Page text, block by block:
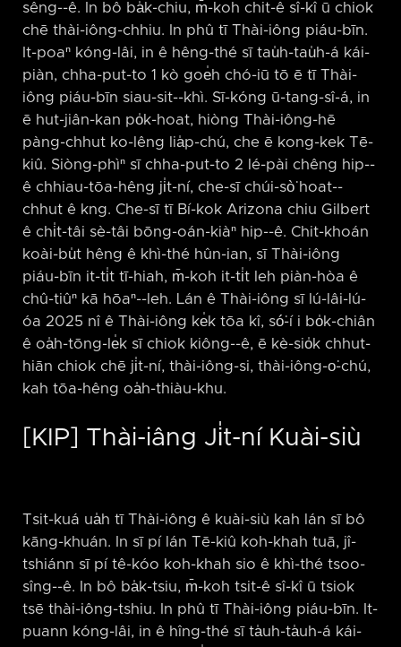
sêng-⁠-ê. In bô ba̍k-chiu, m̄-koh chit-ê sî-kî ū chiok
chē thài-iông-chhiu. In phû tī Thài-iông piáu-bīn.
It-poaⁿ kóng-lâi, in ê hêng-thé sī tau̍h-tau̍h-á kái-
piàn, chha-put-to 1 kò goe̍h chó-iū tō ē tī Thài-
iông piáu-bīn siau-sit-⁠-khì. Sī-kóng ū-tang-sî-á, in
ē hut-jiân-kan po̍k-hoat, hiòng Thài-iông-hē
pàng-chhut ko-lêng lia̍p-chú, che ē kong-kek Tē-
kiû. Siòng-phìⁿ sī chha-put-to 2 lé-pài chêng hip-⁠-
ê chhiau-tōa-hêng ji̍t-ní, che-sī chúi-sò͘ hoat-⁠-
chhut ê kng. Che-sī tī Bí-kok Arizona chiu Gilbert
ê chi̍t-tâi sè-tâi bōng-oán-kiàⁿ hip-⁠-ê. Chit-khoán
koài-bu̍t hêng ê khì-thé hûn-ian, sī Thài-iông
piáu-bīn it-ti̍t tī-hiah, m̄-koh it-ti̍t leh piàn-hòa ê
chû-tiûⁿ kā hōaⁿ-⁠-leh. Lán ê Thài-iông sī lú-lâi-lú-
óa 2025 nî ê Thài-iông ke̍k tōa kî, só͘-í i bo̍k-chiân
ê oa̍h-tōng-le̍k sī chiok kiông-⁠-ê, ē kè-sio̍k chhut-
hiān chiok chē ji̍t-ní, thài-iông-si, thài-iông-o͘-chú,
kah tōa-hêng oa̍h-thiàu-khu.
[KIP] Thài-iâng Ji̍t-ní Kuài-siù
Tsit-kuá ua̍h tī Thài-iông ê kuài-siù kah lán sī bô
kāng-khuán. In sī pí lán Tē-kiû koh-khah tuā, jî-
tshiánn sī pí tê-kóo koh-khah sio ê khì-thé tsoo-
sîng-⁠-ê. In bô ba̍k-tsiu, m̄-koh tsit-ê sî-kî ū tsiok
tsē thài-iông-tshiu. In phû tī Thài-iông piáu-bīn. It-
puann kóng-lâi, in ê hîng-thé sī ta̍uh-ta̍uh-á kái-